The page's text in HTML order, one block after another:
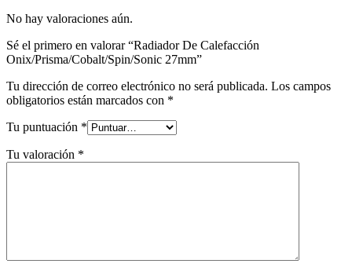
No hay valoraciones aún.
Sé el primero en valorar “Radiador De Calefacción
Onix/Prisma/Cobalt/Spin/Sonic 27mm”
Tu dirección de correo electrónico no será publicada. Los campos
obligatorios están marcados con *
Tu puntuación *
Tu valoración *